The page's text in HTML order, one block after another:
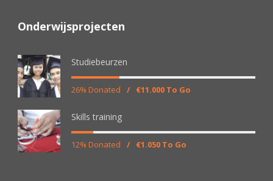
Onderwijsprojecten
Studiebeurzen
26% Donated / €11.000 To Go
Skills training
12% Donated / €1.050 To Go